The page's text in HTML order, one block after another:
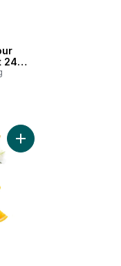
24
hydratation en
Cheveux
Ajouter Shampoing